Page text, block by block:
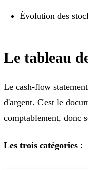
Évolution des
Le tableau
Le cash-flow
d'argent. C'est le
comptablement, donc
Les trois catégories :